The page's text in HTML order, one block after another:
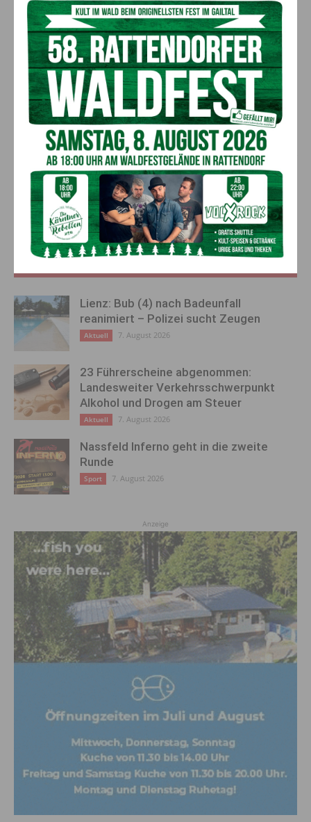
Vorheriger Artikel
VCÖ: Heuer in Kärnten 22
Verkehrstote – in den
vergangenen 25 Jahren mehr
als 1.100 Todesopfer im
Straßenverkehr
Nächster Artikel
Wolfsabschuss im Bezirk
Spittal
Lienz: Bub (4) nach Badeunfall
reanimiert – Polizei sucht Zeugen
Aktuell 7. August 2026
23 Führerscheine abgenommen:
Landesweiter Verkehrsschwerpunkt
Alkohol und Drogen am Steuer
Aktuell 7. August 2026
Nassfeld Inferno geht in die zweite
Runde
Sport 7. August 2026
Anzeige